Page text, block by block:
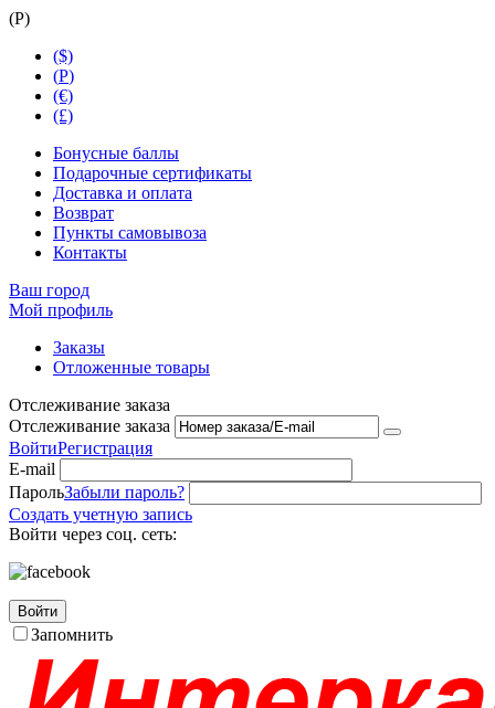
(Р)
($)
(Р)
(€)
(£)
Бонусные баллы
Подарочные сертификаты
Доставка и оплата
Возврат
Пункты самовывоза
Контакты
Ваш город
Мой профиль
Заказы
Отложенные товары
Отслеживание заказа
Отслеживание заказа
ВойтиРегистрация
E-mail
ПарольЗабыли пароль?
Создать учетную запись
Войти через соц. сеть:
Войти
Запомнить